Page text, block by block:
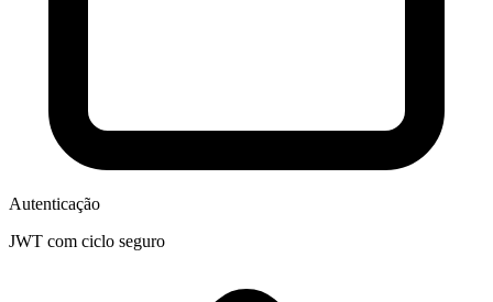
Autenticação
JWT com ciclo seguro